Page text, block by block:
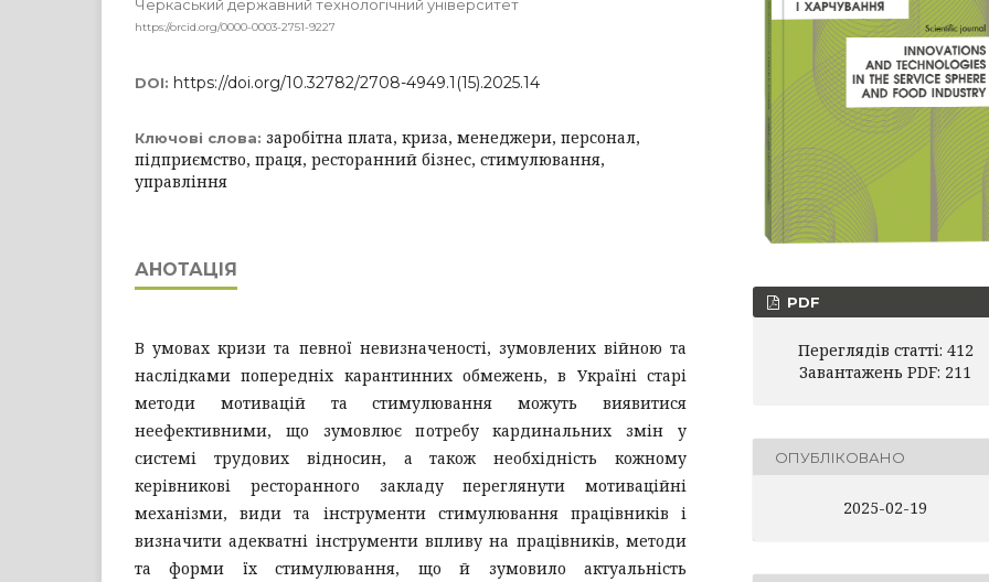
Черкаський державний технологічний університет
https://orcid.org/0000-0003-2751-9227
DOI: https://doi.org/10.32782/2708-4949.1(15).2025.14
Ключові слова: заробітна плата, криза, менеджери, персонал,
підприємство, праця, ресторанний бізнес, стимулювання,
управління
АНОТАЦІЯ
В умовах кризи та певної невизначеності, зумовлених війною та
наслідками попередніх карантинних обмежень, в Україні старі
методи мотивацій та стимулювання можуть виявитися
неефективними, що зумовлює потребу кардинальних змін у
системі трудових відносин, а також необхідність кожному
керівникові ресторанного закладу переглянути мотиваційні
механізми, види та інструменти стимулювання працівників і
визначити адекватні інструменти впливу на працівників, методи
та форми їх стимулювання, що й зумовило актуальність
PDF
Переглядів статті: 412
Завантажень PDF: 211
ОПУБЛІКОВАНО
2025-02-19